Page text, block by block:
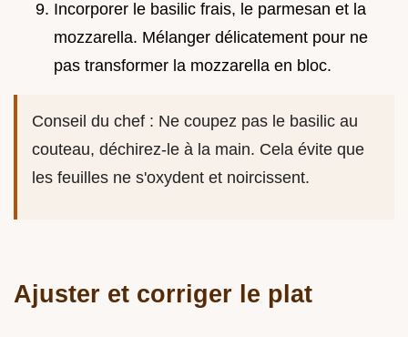
Incorporer le basilic frais, le parmesan et la
mozzarella. Mélanger délicatement pour ne
pas transformer la mozzarella en bloc.
Conseil du chef : Ne coupez pas le basilic au
couteau, déchirez-le à la main. Cela évite que
les feuilles ne s'oxydent et noircissent.
Ajuster et corriger le plat